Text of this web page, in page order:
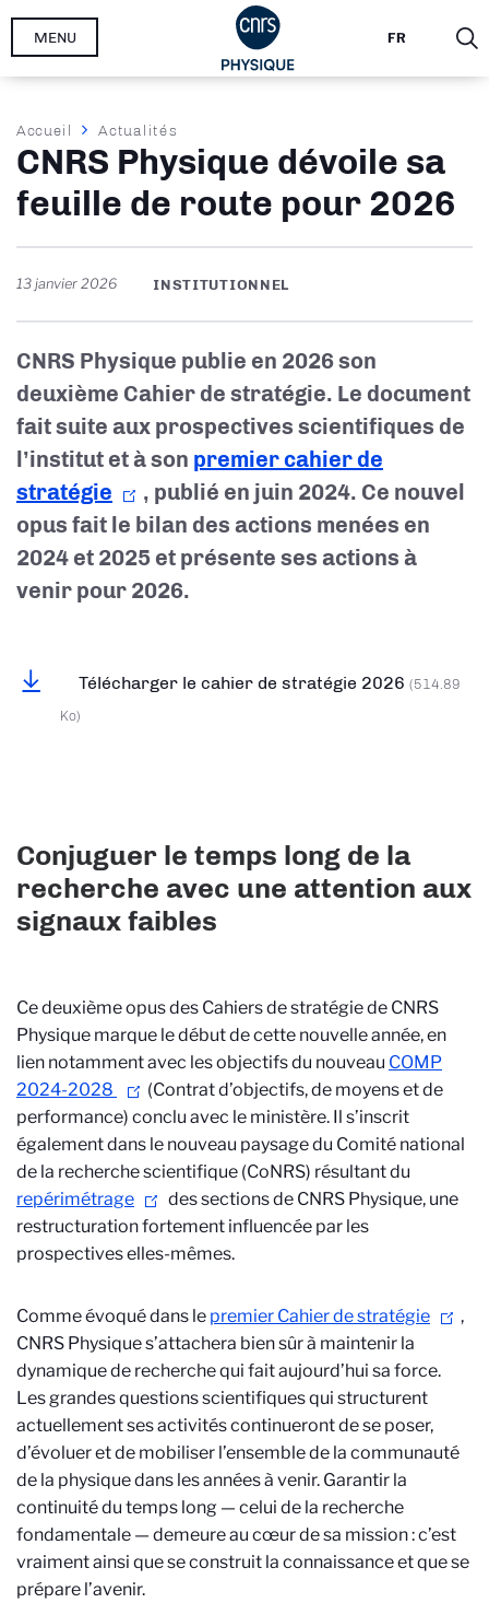
Aller
FR
MENU
Fil
d'Ariane
Accueil Actualités
CNRS Physique dévoile sa
feuille de route pour 2026
13 janvier 2026 INSTITUTIONNEL
CNRS Physique publie en 2026 son
deuxième Cahier de stratégie. Le document
fait suite aux prospectives scientifiques de
l’institut et à son premier cahier de
stratégie
, publié en juin 2024. Ce nouvel
opus fait le bilan des actions menées en
2024 et 2025 et présente ses actions à
venir pour 2026.
Télécharger le cahier de stratégie 2026 (514.89
Ko)
Conjuguer le temps long de la
recherche avec une attention aux
signaux faibles
Ce deuxième opus des Cahiers de stratégie de CNRS
Physique marque le début de cette nouvelle année, en
lien notamment avec les objectifs du nouveau COMP
2024-2028
(Contrat d’objectifs, de moyens et de
performance) conclu avec le ministère. Il s’inscrit
également dans le nouveau paysage du Comité national
de la recherche scientifique (CoNRS) résultant du
repérimétrage
des sections de CNRS Physique, une
restructuration fortement influencée par les
prospectives elles-mêmes.
Comme évoqué dans le premier Cahier de stratégie
,
CNRS Physique s’attachera bien sûr à maintenir la
dynamique de recherche qui fait aujourd’hui sa force.
Les grandes questions scientifiques qui structurent
actuellement ses activités continueront de se poser,
d’évoluer et de mobiliser l’ensemble de la communauté
de la physique dans les années à venir. Garantir la
continuité du temps long — celui de la recherche
fondamentale — demeure au cœur de sa mission : c’est
vraiment ainsi que se construit la connaissance et que se
prépare l’avenir.